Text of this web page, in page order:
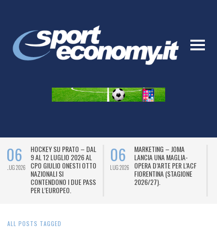
06
LUG 2026
MARKETING – JOMA
LANCIA UNA MAGLIA-
OPERA D’ARTE PER L’ACF
FIORENTINA (STAGIONE
2026/27).
05
LUG 2026
DOMENICA DI GRANDI
ASCOLTI PER I MOTORI E
IL TENNIS NELLA “CASA
DELLO SPORT” DI SKY.
ALL POSTS TAGGED